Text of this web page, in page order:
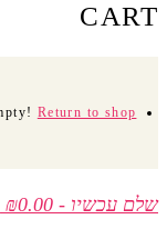
CART
Return to shop
שלם עכשיו -
₪0.00